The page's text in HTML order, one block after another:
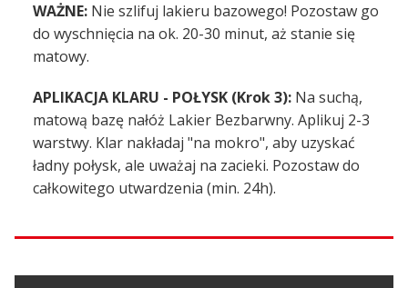
WAŻNE: Nie szlifuj lakieru bazowego! Pozostaw go
do wyschnięcia na ok. 20-30 minut, aż stanie się
matowy.
APLIKACJA KLARU - POŁYSK (Krok 3): Na suchą,
matową bazę nałóż Lakier Bezbarwny. Aplikuj 2-3
warstwy. Klar nakładaj "na mokro", aby uzyskać
ładny połysk, ale uważaj na zacieki. Pozostaw do
całkowitego utwardzenia (min. 24h).